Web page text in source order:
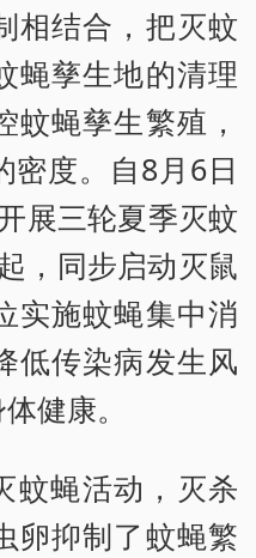
相结合，把灭蚊
蝇孳生地的清理
蝇孳生繁殖，
密度。自8月6日
展三轮夏季灭蚊
，同步启动灭鼠
实施蚊蝇集中消
低传染病发生风
健康。
蚊蝇活动，灭杀
卵抑制了蚊蝇繁